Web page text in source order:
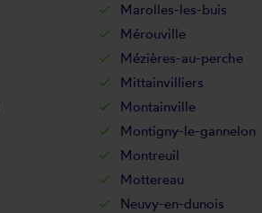
Marolles-les-buis
Mérouville
Mézières-au-perche
Mittainvilliers
Montainville
Montigny-le-gannelon
Montreuil
Mottereau
Neuvy-en-dunois